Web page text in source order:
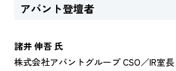
アバント登壇者
諸井 伸吾 氏
株式会社アバントグループ CSO／IR室